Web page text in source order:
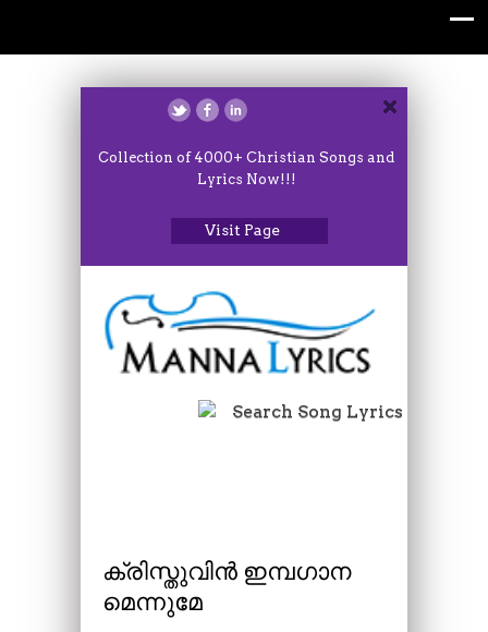
Collection of 4000+ Christian Songs and
Lyrics Now!!!
Visit Page
Search Song Lyrics
ക്രിസ്തുവിൻ ഇമ്പഗാന
മെന്നുമേ